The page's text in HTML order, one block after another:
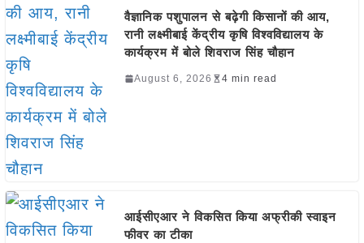
वैज्ञानिक पशुपालन से बढ़ेगी किसानों की आय,
रानी लक्ष्मीबाई केंद्रीय कृषि विश्वविद्यालय के
कार्यक्रम में बोले शिवराज सिंह चौहान
August 6, 2026 4 min read
आईसीएआर ने विकसित किया अफ्रीकी स्वाइन
फीवर का टीका